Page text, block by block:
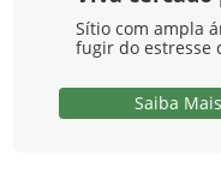
Sítio com ampla
fugir do estresse
Saiba Mais